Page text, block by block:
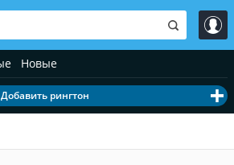
Новые
Добавить рингтон